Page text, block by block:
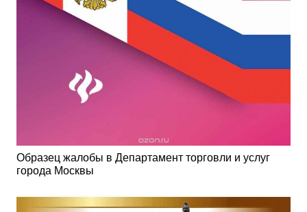
Образец жалобы в Департамент торговли и услуг
города Москвы